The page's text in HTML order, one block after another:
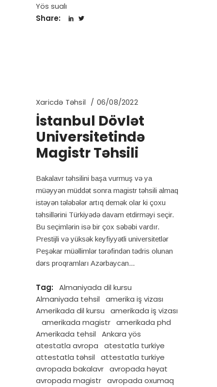
Yös sualı
Share:
Xaricdə Təhsil 06/08/2022
İstanbul Dövlət
Universitetində
Magistr Təhsili
Bakalavr təhsilini başa vurmuş və ya
müəyyən müddət sonra magistr təhsili almaq
istəyən tələbələr artıq demək olar ki çoxu
təhsillərini Türkiyədə davam etdirməyi seçir.
Bu seçimlərin isə bir çox səbəbi vardır.
Prestijli və yüksək keyfiyyətli universitetlər
Peşəkar müəllimlər tərəfindən tədris olunan
dərs proqramları Azərbaycan
Tag:
Almaniyada dil kursu
Almaniyada tehsil
amerika iş vizası
Amerikada dil kursu
amerikada iş vizası
amerikada magistr amerikada phd
Amerikada tehsil
Ankara yös
atestatla avropa
atestatla turkiye
attestatla təhsil
attestatla turkiye
avropada bakalavr avropada həyat
avropada magistr avropada oxumaq